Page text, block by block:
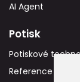
AI Agent
Potisk
Potiskové
Reference